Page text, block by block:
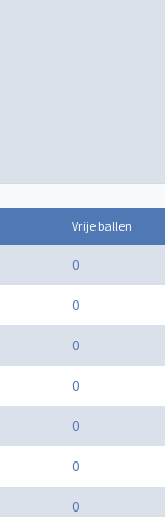
Vrije ballen
0
0
0
0
0
0
0